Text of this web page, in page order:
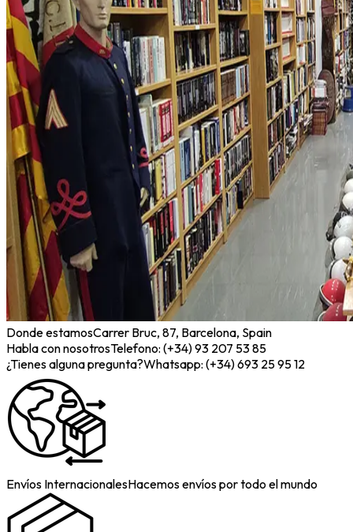
Donde estamosCarrer Bruc, 87, Barcelona, Spain
Habla con nosotrosTelefono: (+34) 93 207 53 85
¿Tienes alguna pregunta?Whatsapp: (+34) 693 25 95 12
Envíos InternacionalesHacemos envíos por todo el mundo